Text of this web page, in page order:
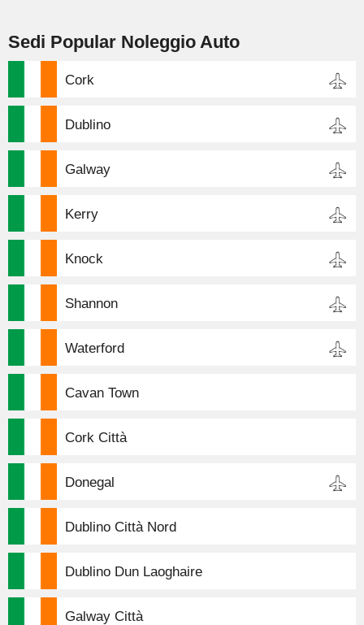
Sedi Popular Noleggio Auto
Cork
Dublino
Galway
Kerry
Knock
Shannon
Waterford
Cavan Town
Cork Città
Donegal
Dublino Città Nord
Dublino Dun Laoghaire
Galway Città